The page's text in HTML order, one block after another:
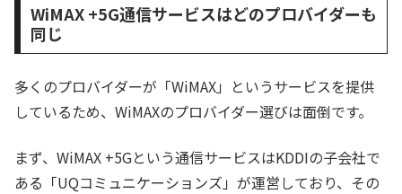
WiMAX +5G通信サービスはどのプロバイダーも
同じ
多くのプロバイダーが「WiMAX」というサービスを提供
しているため、WiMAXのプロバイダー選びは面倒です。
まず、WiMAX +5Gという通信サービスはKDDIの子会社で
ある「UQコミュニケーションズ」が運営しており、その